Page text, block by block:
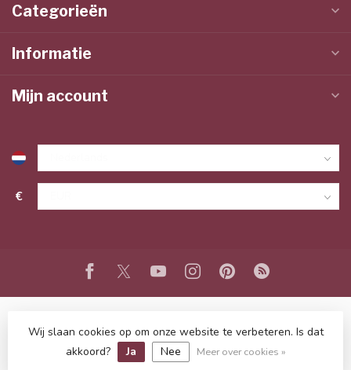
Categorieën
Informatie
Mijn account
€
© Copyright 2026 www.lieffeling.nl- Powered byLightspeed-
Lightspeed design
Dyvelopment
Wij slaan cookies op om onze website te verbeteren. Is dat
akkoord?
Ja Nee Meer over cookies »